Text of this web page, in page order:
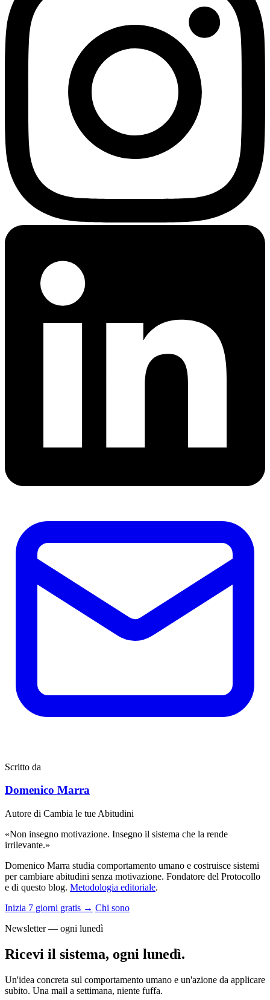
Scritto da
Domenico Marra
Autore di Cambia le tue Abitudini
«Non insegno motivazione. Insegno il sistema che la rende
irrilevante.»
Domenico Marra studia comportamento umano e costruisce sistemi
per cambiare abitudini senza motivazione. Fondatore del Protocollo
e di questo blog. Metodologia editoriale.
Inizia 7 giorni gratis → Chi sono
Newsletter — ogni lunedì
Ricevi il sistema, ogni lunedì.
Un'idea concreta sul comportamento umano e un'azione da applicare
subito. Una mail a settimana, niente fuffa.